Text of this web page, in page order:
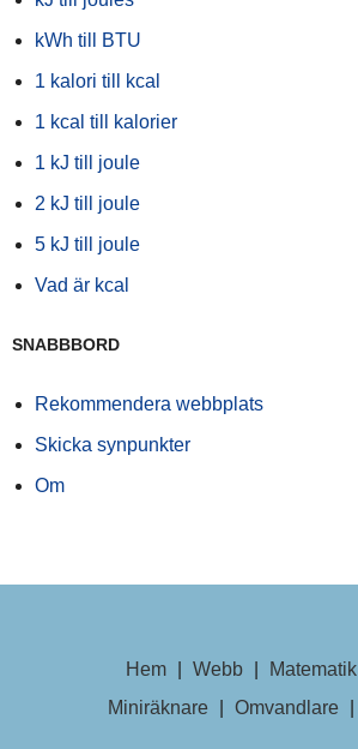
kWh till BTU
1 kalori till kcal
1 kcal till kalorier
1 kJ till joule
2 kJ till joule
5 kJ till joule
Vad är kcal
SNABBBORD
Rekommendera webbplats
Skicka synpunkter
Om
Hem Webb Matematik
Miniräknare
Omvandlare